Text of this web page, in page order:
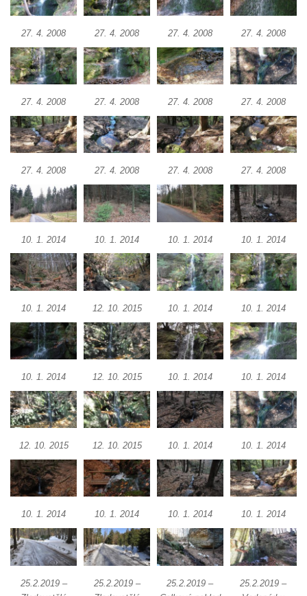
Vodopád pod Širokým kopcem
27. 4. 2008 27. 4. 2008 27. 4. 2008 27. 4. 2008
27. 4. 2008 27. 4. 2008 27. 4. 2008 27. 4. 2008
27. 4. 2008 27. 4. 2008 27. 4. 2008 27. 4. 2008
10. 1. 2014 10. 1. 2014 10. 1. 2014 10. 1. 2014
10. 1. 2014 12. 10. 2015 10. 1. 2014 10. 1. 2014
10. 1. 2014 12. 10. 2015 10. 1. 2014 10. 1. 2014
12. 10. 2015 12. 10. 2015 10. 1. 2014 10. 1. 2014
10. 1. 2014 10. 1. 2014 10. 1. 2014 10. 1. 2014
25.2.2019 –
25.2.2019 –
25.2.2019 –
25.2.2019 –